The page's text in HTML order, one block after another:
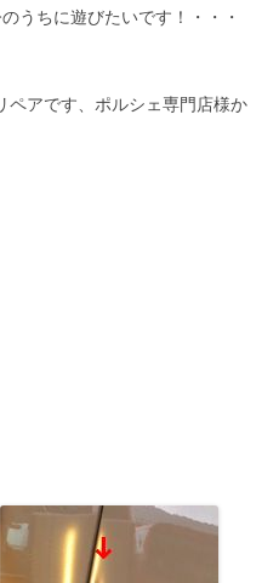
うちに遊びたいです！・・・
アです、ポルシェ専門店様か